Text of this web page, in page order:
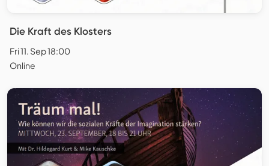
Die Kraft des Klosters
Fri 11. Sep 18:00
Online